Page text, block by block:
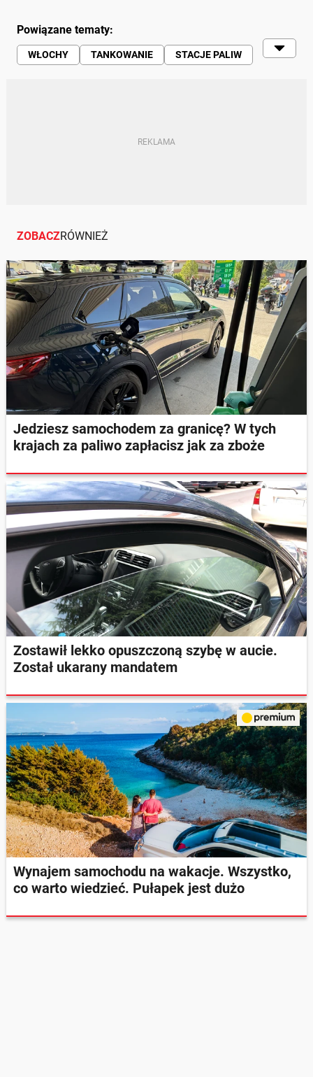
Powiązane tematy:
WŁOCHY TANKOWANIE
STACJE PALIW
ZOBACZRÓWNIEŻ
Jedziesz samochodem za granicę? W tych
krajach za paliwo zapłacisz jak za zboże
Zostawił lekko opuszczoną szybę w aucie.
Został ukarany mandatem
Wynajem samochodu na wakacje. Wszystko,
co warto wiedzieć. Pułapek jest dużo